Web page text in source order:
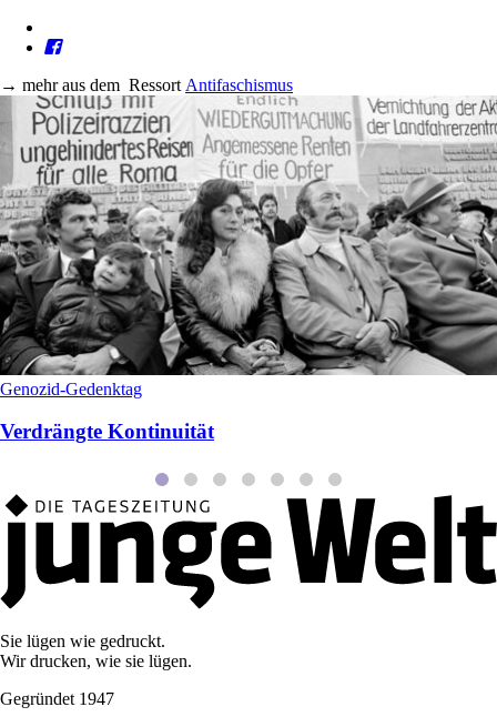
→ mehr aus dem Ressort Antifaschismus
Genozid-Gedenktag
Verdrängte Kontinuität
Sie lügen wie gedruckt.
Wir drucken, wie sie lügen.
Gegründet 1947